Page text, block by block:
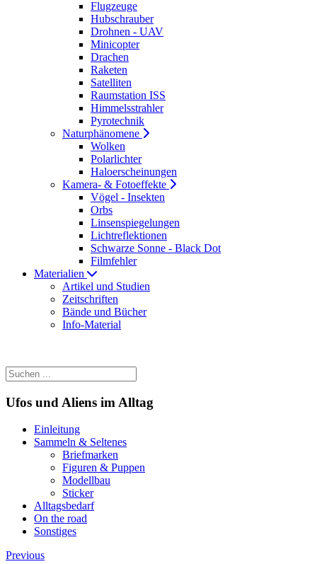
Flugzeuge
Hubschrauber
Drohnen - UAV
Minicopter
Drachen
Raketen
Satelliten
Raumstation ISS
Himmelsstrahler
Pyrotechnik
Naturphänomene
Wolken
Polarlichter
Haloerscheinungen
Kamera- & Fotoeffekte
Vögel - Insekten
Orbs
Linsenspiegelungen
Lichtreflektionen
Schwarze Sonne - Black Dot
Filmfehler
Materialien
Artikel und Studien
Zeitschriften
Bände und Bücher
Info-Material
Ufos und Aliens im Alltag
Einleitung
Sammeln & Seltenes
Briefmarken
Figuren & Puppen
Modellbau
Sticker
Alltagsbedarf
On the road
Sonstiges
Previous